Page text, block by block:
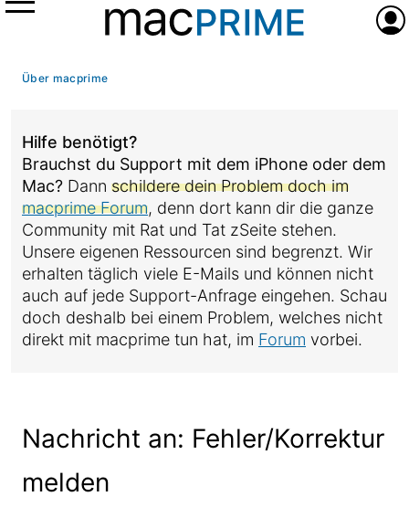
Menü
Über macprime
Hilfe benötigt?
Brauchst du Support mit dem iPhone oder dem
Mac? Dann schildere dein Problem doch im
macprime Forum, denn dort kann dir die ganze
Community mit Rat und Tat zSeite stehen.
Unsere eigenen Ressourcen sind begrenzt. Wir
erhalten täglich viele E-Mails und können nicht
auch auf jede Support-Anfrage eingehen. Schau
doch deshalb bei einem Problem, welches nicht
direkt mit macprime tun hat, im Forum vorbei.
Nachricht an: Fehler/Korrektur
melden